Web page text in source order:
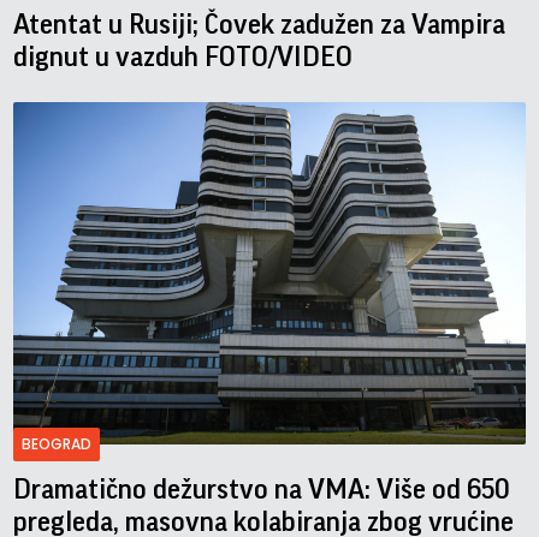
Atentat u Rusiji; Čovek zadužen za Vampira
dignut u vazduh FOTO/VIDEO
BEOGRAD
Dramatično dežurstvo na VMA: Više od 650
pregleda, masovna kolabiranja zbog vrućine